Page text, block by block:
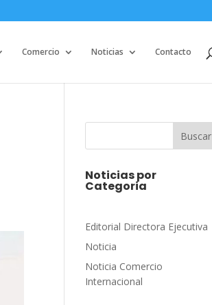
Comercio Noticias Contacto
Buscar
Noticias por
Categoria
Editorial Directora Ejecutiva
Noticia
Noticia Comercio
Internacional